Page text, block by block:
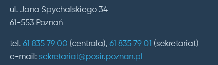
ul. Jana Spychalskiego 34
61-553 Poznań
tel. 61 835 79 00 (centrala), 61 835 79 01 (sekretariat)
e-mail: sekretariat@posir.poznan.pl